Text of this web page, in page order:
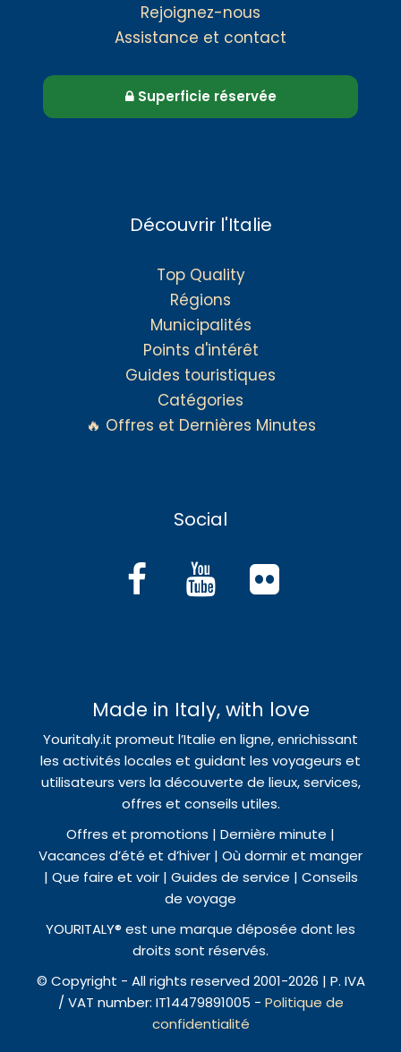
Rejoignez-nous
Assistance et contact
Superficie réservée
Découvrir l'Italie
Top Quality
Régions
Municipalités
Points d'intérêt
Guides touristiques
Catégories
🔥 Offres et Dernières Minutes
Social
Made in Italy, with love
Youritaly.it promeut l’Italie en ligne, enrichissant
les activités locales et guidant les voyageurs et
utilisateurs vers la découverte de lieux, services,
offres et conseils utiles.
Offres et promotions | Dernière minute |
Vacances d’été et d’hiver | Où dormir et manger
| Que faire et voir | Guides de service | Conseils
de voyage
YOURITALY® est une marque déposée dont les
droits sont réservés.
© Copyright - All rights reserved 2001-2026 | P. IVA
/ VAT number: IT14479891005 - Politique de
confidentialité